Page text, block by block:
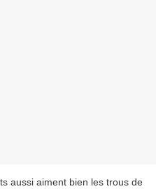
aussi aiment bien les trous de